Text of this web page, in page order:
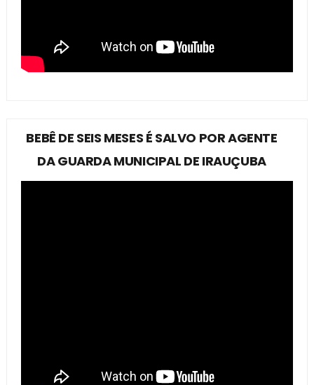
BEBÊ DE SEIS MESES É SALVO POR AGENTE
DA GUARDA MUNICIPAL DE IRAUÇUBA